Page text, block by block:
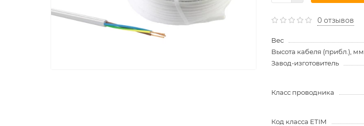
0 отзывов
Вес
Высота кабеля (прибл.), мм
Завод-изготовитель
Класс проводника
Код класса ETIM